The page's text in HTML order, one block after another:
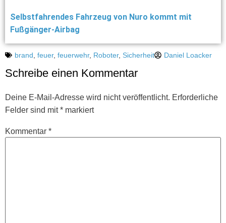
Selbstfahrendes Fahrzeug von Nuro kommt mit
Fußgänger-Airbag
brand feuer, feuerwehr, Roboter, Sicherheit Daniel Loacker
Schreibe einen Kommentar
Deine E-Mail-Adresse wird nicht veröffentlicht. Erforderliche
Felder sind mit* markiert
Kommentar *